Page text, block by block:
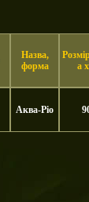
Назва,
форма
а
Аква-Ріо